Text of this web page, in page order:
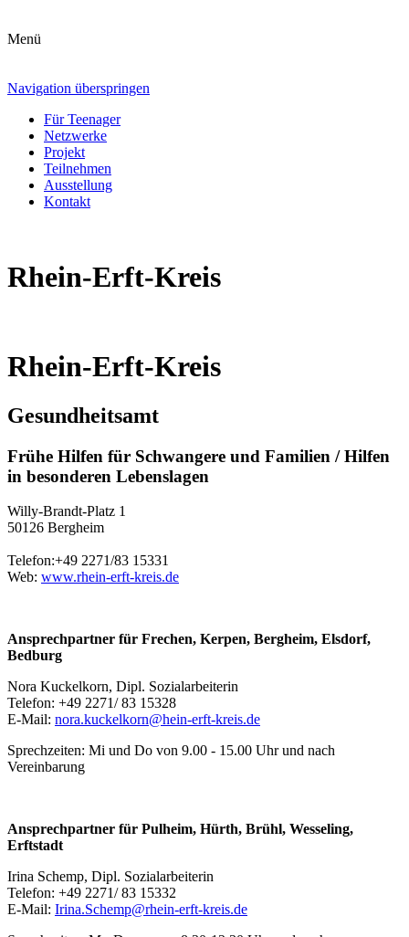
Menü
Navigation überspringen
Für Teenager
Netzwerke
Projekt
Teilnehmen
Ausstellung
Kontakt
Rhein-Erft-Kreis
Rhein-Erft-Kreis
Gesundheitsamt
Frühe Hilfen für Schwangere und Familien / Hilfen
in besonderen Lebenslagen
Willy-Brandt-Platz 1
50126 Bergheim
Telefon:+49 2271/83 15331
Web: www.rhein-erft-kreis.de
Ansprechpartner für Frechen, Kerpen, Bergheim, Elsdorf,
Bedburg
Nora Kuckelkorn, Dipl. Sozialarbeiterin
Telefon: +49 2271/ 83 15328
E-Mail: nora.kuckelkorn@hein-erft-kreis.de
Sprechzeiten: Mi und Do von 9.00 - 15.00 Uhr und nach
Vereinbarung
Ansprechpartner für Pulheim, Hürth, Brühl, Wesseling,
Erftstadt
Irina Schemp, Dipl. Sozialarbeiterin
Telefon: +49 2271/ 83 15332
E-Mail: Irina.Schemp@rhein-erft-kreis.de